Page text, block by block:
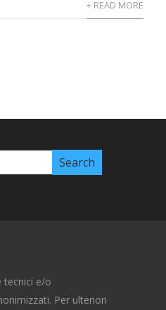
+ READ MORE
tecnici e/o
Per ulteriori